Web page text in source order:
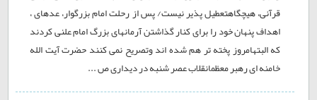
قرآنی، هیچگاهتعطیل پذیر نیست/ پس از رحلت امام بزرگوار، عدهای ،
اهداف پنهان خود را برای کنار گذاشتن آرمانهای بزرگ امام علنی کردند
که البتهامروز پخته تر هم شده اند وتصریح نمی کنند حضرت آیت الله
خامنه ای رهبر معظمانقلاب عصر شنبه در دیداری ص ...